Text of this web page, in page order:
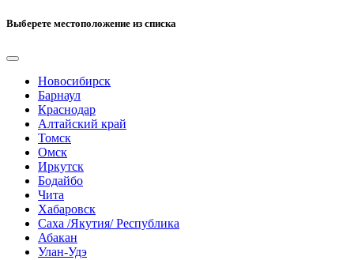
Выберете местоположение из списка
Новосибирск
Барнаул
Краснодар
Алтайский край
Томск
Омск
Иркутск
Бодайбо
Чита
Хабаровск
Саха /Якутия/ Республика
Абакан
Улан-Удэ